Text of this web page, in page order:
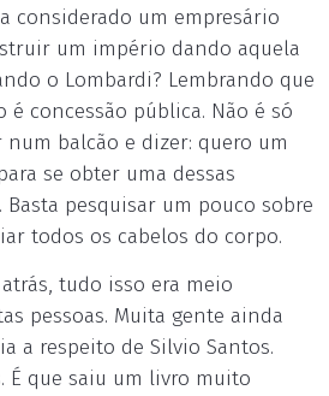
considerado um empresário
um império dando aquela
o Lombardi? Lembrando que
é concessão pública. Não é só
balcão e dizer: quero um
se obter uma dessas
Basta pesquisar um pouco sobre
todos os cabelos do corpo.
tudo isso era meio
pessoas. Muita gente ainda
a respeito de Silvio Santos.
É que saiu um livro muito